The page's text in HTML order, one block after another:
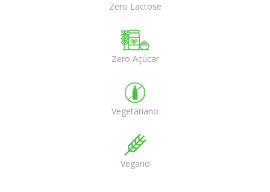
Zero Lactose
Zero Açúcar
Vegetariano
Vegano